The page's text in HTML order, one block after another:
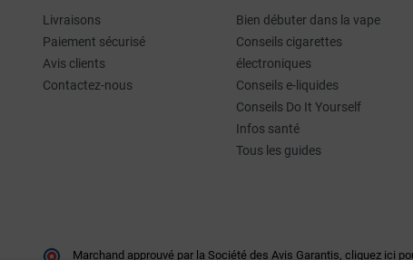
Livraisons
Paiement sécurisé
Avis clients
Contactez-nous
Bien débuter dans la vape
Conseils cigarettes
électroniques
Conseils e-liquides
Conseils Do It Yourself
Infos santé
Tous les guides
Marchand approuvé par la Société des Avis Garantis, cliquez ici